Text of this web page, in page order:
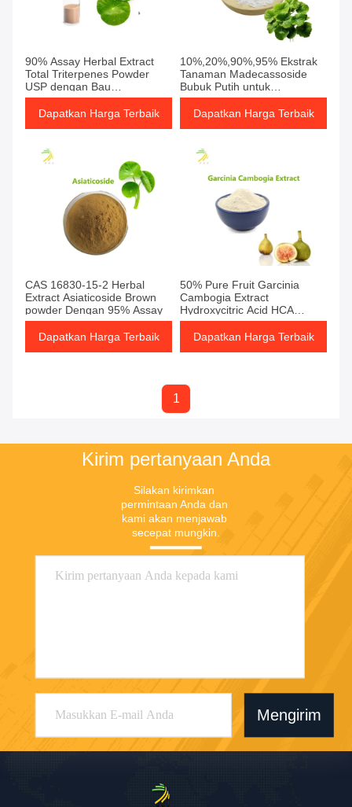
90% Assay Herbal Extract
Total Triterpenes Powder
USP dengan Bau
Karakteristik
Dapatkan Harga Terbaik
10%,20%,90%,95% Ekstrak
Tanaman Madecassoside
Bubuk Putih untuk
melembabkan kulit
Dapatkan Harga Terbaik
CAS 16830-15-2 Herbal
Extract Asiaticoside Brown
powder Dengan 95% Assay
Dapatkan Harga Terbaik
50% Pure Fruit Garcinia
Cambogia Extract
Hydroxycitric Acid HCA
Powder
Dapatkan Harga Terbaik
1
Kirim pertanyaan Anda
Silakan kirimkan
permintaan Anda dan
kami akan menjawab
secepat mungkin.
Mengirim